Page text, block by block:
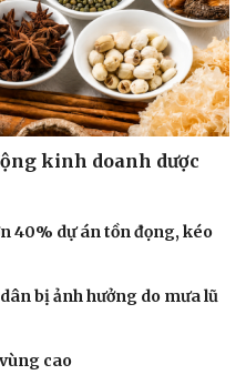
kinh doanh dược
40% dự án tồn đọng, kéo
bị ảnh hưởng do mưa lũ
cao